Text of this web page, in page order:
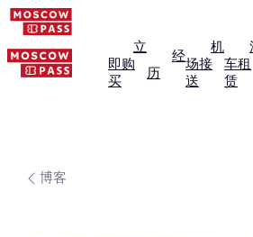
立
即购
买
经
历
机
场接
送
车租
赁
博客